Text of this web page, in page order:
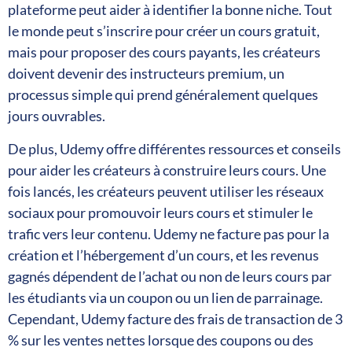
plateforme peut aider à identifier la bonne niche. Tout
le monde peut s’inscrire pour créer un cours gratuit,
mais pour proposer des cours payants, les créateurs
doivent devenir des instructeurs premium, un
processus simple qui prend généralement quelques
jours ouvrables.
De plus, Udemy offre différentes ressources et conseils
pour aider les créateurs à construire leurs cours. Une
fois lancés, les créateurs peuvent utiliser les réseaux
sociaux pour promouvoir leurs cours et stimuler le
trafic vers leur contenu. Udemy ne facture pas pour la
création et l’hébergement d’un cours, et les revenus
gagnés dépendent de l’achat ou non de leurs cours par
les étudiants via un coupon ou un lien de parrainage.
Cependant, Udemy facture des frais de transaction de 3
% sur les ventes nettes lorsque des coupons ou des